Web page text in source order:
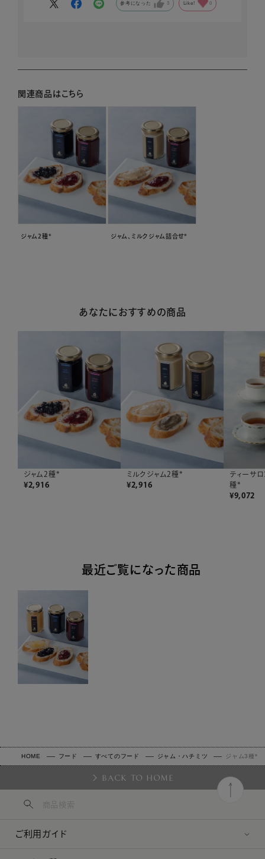
参考になった 3 Like! 0
関連商品はこちら
ジャム2種* ジャム、ミルクジャム詰合せ*
あなたにおすすめの商品
ジャム2種*
¥2,916
ミルクジャム2種*
¥2,916
ティーサ
種*
¥9,072
最近ご覧になった商品
HOME フード すべてのフード ジャム・ハチミツ ジャム3種*
BACK TO HOME
ご利用ガイド